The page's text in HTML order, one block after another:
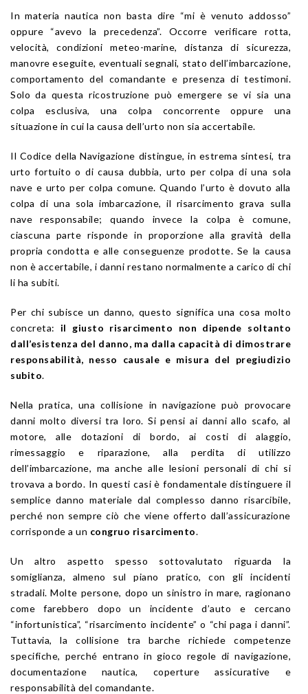
In materia nautica non basta dire “mi è venuto addosso”
oppure “avevo la precedenza”. Occorre verificare rotta,
velocità, condizioni meteo-marine, distanza di sicurezza,
manovre eseguite, eventuali segnali, stato dell’imbarcazione,
comportamento del comandante e presenza di testimoni.
Solo da questa ricostruzione può emergere se vi sia una
colpa esclusiva, una colpa concorrente oppure una
situazione in cui la causa dell’urto non sia accertabile.
Il Codice della Navigazione distingue, in estrema sintesi, tra
urto fortuito o di causa dubbia, urto per colpa di una sola
nave e urto per colpa comune. Quando l’urto è dovuto alla
colpa di una sola imbarcazione, il risarcimento grava sulla
nave responsabile; quando invece la colpa è comune,
ciascuna parte risponde in proporzione alla gravità della
propria condotta e alle conseguenze prodotte. Se la causa
non è accertabile, i danni restano normalmente a carico di chi
li ha subiti.
Per chi subisce un danno, questo significa una cosa molto
concreta: il giusto risarcimento non dipende soltanto
dall’esistenza del danno, ma dalla capacità di dimostrare
responsabilità, nesso causale e misura del pregiudizio
subito.
Nella pratica, una collisione in navigazione può provocare
danni molto diversi tra loro. Si pensi ai danni allo scafo, al
motore, alle dotazioni di bordo, ai costi di alaggio,
rimessaggio e riparazione, alla perdita di utilizzo
dell’imbarcazione, ma anche alle lesioni personali di chi si
trovava a bordo. In questi casi è fondamentale distinguere il
semplice danno materiale dal complesso danno risarcibile,
perché non sempre ciò che viene offerto dall’assicurazione
corrisponde a un congruo risarcimento.
Un altro aspetto spesso sottovalutato riguarda la
somiglianza, almeno sul piano pratico, con gli incidenti
stradali. Molte persone, dopo un sinistro in mare, ragionano
come farebbero dopo un incidente d’auto e cercano
“infortunistica”, “risarcimento incidente” o “chi paga i danni”.
Tuttavia, la collisione tra barche richiede competenze
specifiche, perché entrano in gioco regole di navigazione,
documentazione nautica, coperture assicurative e
responsabilità del comandante.